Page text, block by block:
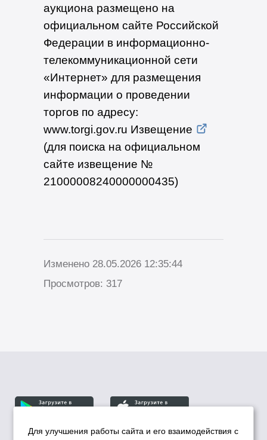
аукциона размещено на
официальном сайте Российской
Федерации в информационно-
телекоммуникационной сети
«Интернет» для размещения
информации о проведении
торгов по адресу:
www.torgi.gov.ru Извещение
(для поиска на официальном
сайте извещение №
21000008240000000435)
Изменено 28.05.2026 12:35:44
Просмотров: 317
Для улучшения работы сайта и его взаимодействия с